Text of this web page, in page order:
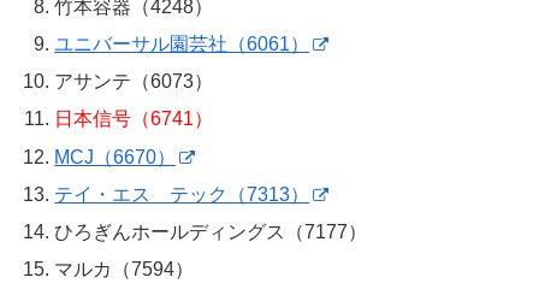
竹本容器（4248）
ユニバーサル園芸社（6061）
アサンテ（6073）
日本信号（6741）
MCJ（6670）
テイ・エス テック（7313）
ひろぎんホールディングス（7177）
マルカ（7594）